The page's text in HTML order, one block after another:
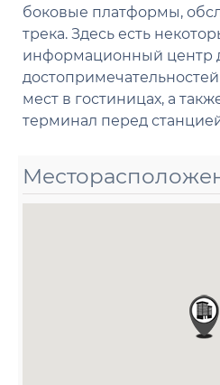
боковые платформы,
трека. Здесь есть
информационный центр
мест в гостиницах, а
терминал перед